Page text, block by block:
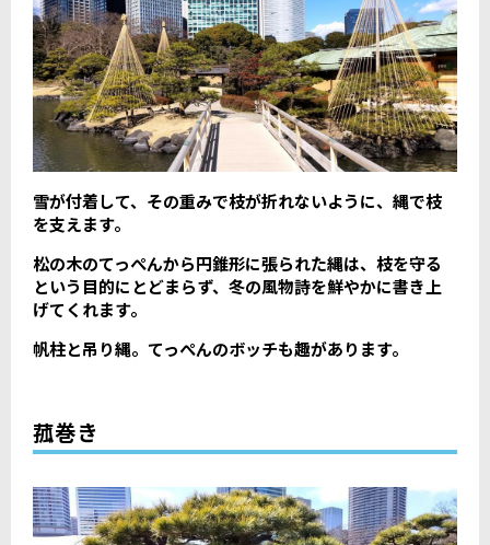
雪が付着して、その重みで枝が折れないように、縄で枝
を支えます。
松の木のてっぺんから円錐形に張られた縄は、枝を守る
という目的にとどまらず、冬の風物詩を鮮やかに書き上
げてくれます。
帆柱と吊り縄。てっぺんのボッチも趣があります。
菰巻き